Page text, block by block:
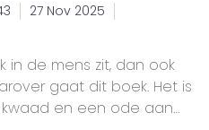
27 Nov 2025
in de mens zit, dan ook
gaat dit boek. Het is
en een ode aan